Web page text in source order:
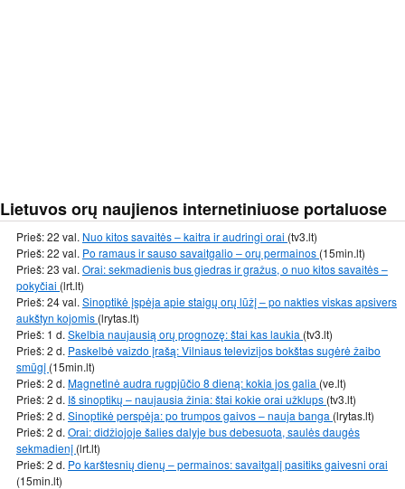
Lietuvos orų naujienos internetiniuose portaluose
Prieš: 22 val. Nuo kitos savaitės – kaitra ir audringi orai (tv3.lt)
Prieš: 22 val. Po ramaus ir sauso savaitgalio – orų permainos (15min.lt)
Prieš: 23 val. Orai: sekmadienis bus giedras ir gražus, o nuo kitos savaitės –
pokyčiai (lrt.lt)
Prieš: 24 val. Sinoptikė įspėja apie staigų orų lūžį – po nakties viskas apsivers
aukštyn kojomis (lrytas.lt)
Prieš: 1 d. Skelbia naujausią orų prognozę: štai kas laukia (tv3.lt)
Prieš: 2 d. Paskelbė vaizdo įrašą: Vilniaus televizijos bokštas sugėrė žaibo
smūgį (15min.lt)
Prieš: 2 d. Magnetinė audra rugpjūčio 8 dieną: kokia jos galia (ve.lt)
Prieš: 2 d. Iš sinoptikų – naujausia žinia: štai kokie orai užklups (tv3.lt)
Prieš: 2 d. Sinoptikė perspėja: po trumpos gaivos – nauja banga (lrytas.lt)
Prieš: 2 d. Orai: didžiojoje šalies dalyje bus debesuota, saulės daugės
sekmadienį (lrt.lt)
Prieš: 2 d. Po karštesnių dienų – permainos: savaitgalį pasitiks gaivesni orai
(15min.lt)